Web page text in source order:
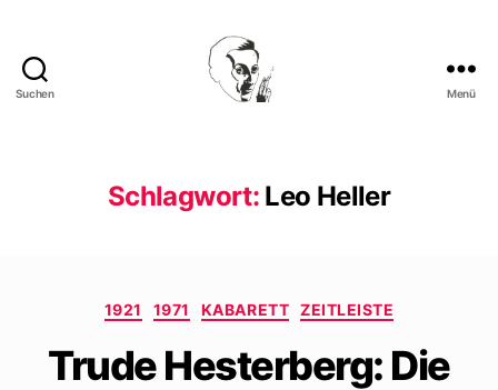
Suchen Menü
Schlagwort: Leo Heller
Kategorien
1921 1971 KABARETT ZEITLEISTE
Trude Hesterberg: Die